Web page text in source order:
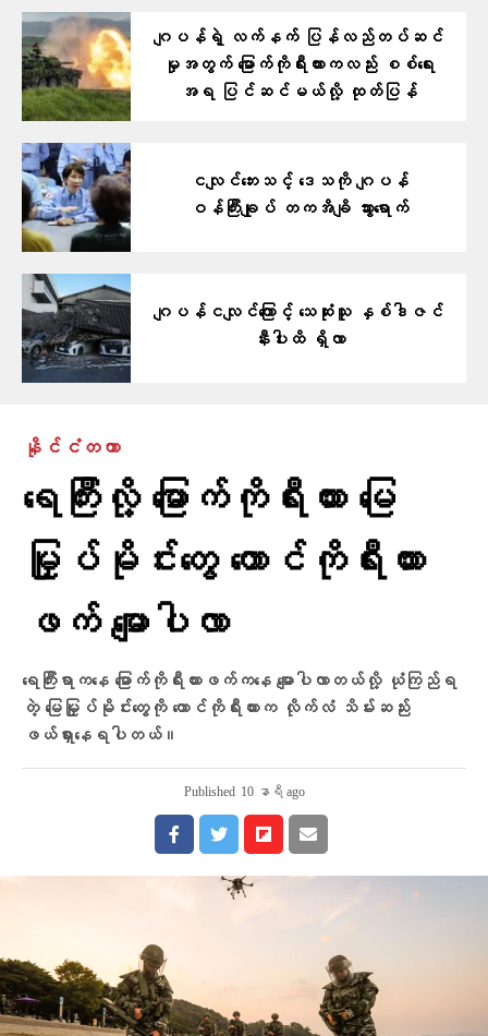
ဂျပန်ရဲ့ လက်နက် ပြန်လည်တပ်ဆင်
မှုအတွက် မြောက်ကိုရီးယားကလည်း စစ်ရေး
အရ ပြင်ဆင်မယ်လို့ ထုတ်ပြန်
ငလျင်ဘေးသင့် ဒေသကို ဂျပန်
ဝန်ကြီးချုပ် တကအိချိ သွားရောက်
ဂျပန်ငလျင်ကြောင့် သေဆုံးသူ နှစ်ဒါဇင်
နီးပါးထိ ရှိလာ
နိုင်ငံတကာ
ရေကြီးလို့ မြောက်ကိုရီးယား မြေ
မြှုပ်မိုင်းတွေ တောင်ကိုရီးယား
ဖက် မျောပါလာ
ရေကြီးရာကနေ မြောက်ကိုရီးယားဖက်ကနေ မျောပါလာတယ်လို့ ယုံကြည်ရ
တဲ့ မြေမြှုပ်မိုင်းတွေကို တောင်ကိုရီးယားက လိုက်လံ သိမ်းဆည်း
ဖယ်ရှားနေရပါတယ်။
Published 10 နာရီ ago